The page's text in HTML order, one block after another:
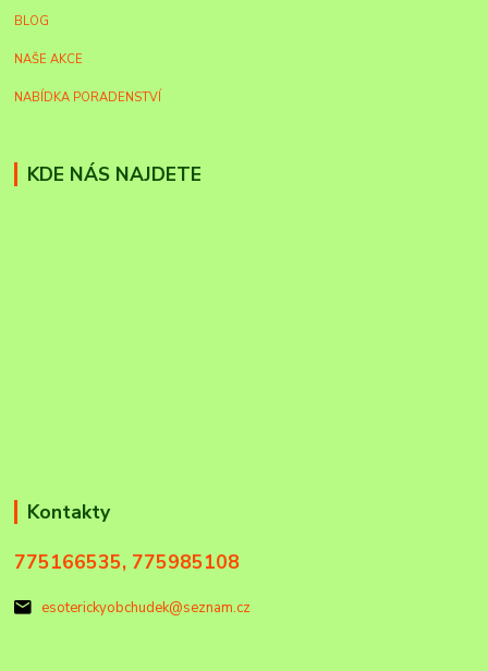
BLOG
NAŠE AKCE
NABÍDKA PORADENSTVÍ
KDE NÁS NAJDETE
Kontakty
775166535, 775985108
esoterickyobchudek@seznam.cz